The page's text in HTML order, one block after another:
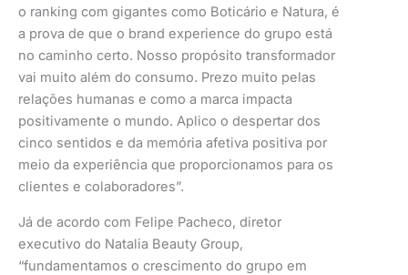
o ranking com gigantes como Boticário e Natura, é
a prova de que o brand experience do grupo está
no caminho certo. Nosso propósito transformador
vai muito além do consumo. Prezo muito pelas
relações humanas e como a marca impacta
positivamente o mundo. Aplico o despertar dos
cinco sentidos e da memória afetiva positiva por
meio da experiência que proporcionamos para os
clientes e colaboradores”.
Já de acordo com Felipe Pacheco, diretor
executivo do Natalia Beauty Group,
“fundamentamos o crescimento do grupo em